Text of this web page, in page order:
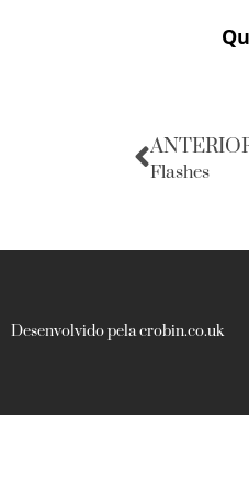
Flashes
Desenvolvido pela crobin.co.uk